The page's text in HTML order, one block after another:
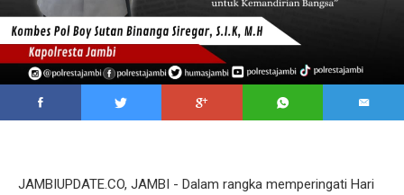
JAMBIUPDATE.CO, JAMBI - Dalam rangka memperingati Hari